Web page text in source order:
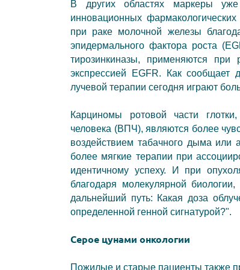
В других областях маркеры
инновационных фармакологических
при раке молочной железы
эпидермального фактора роста
тирозинкиназы, применяются при
экспрессией EGFR. Как сообщает
лучевой терапии сегодня играют
Карциномы ротовой части глотки,
человека (ВПЧ), являются более
воздействием табачного дыма или
более мягкие терапии при
идентичному успеху. И при
благодаря молекулярной
дальнейший путь: Какая доза
определенной генной сигнатурой?".
Серое цунами онкологии
Пожилые и старые пациенты также